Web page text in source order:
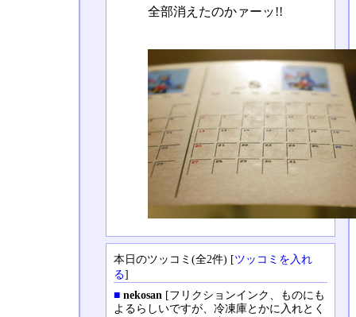
全部消えたのかァーッ!!
本日のツッコミ(全2件) [ツッコミを入れ
る]
■ nekosan [フリクションインク、ものにも
よるらしいですが、冷凍庫とかに入れとく